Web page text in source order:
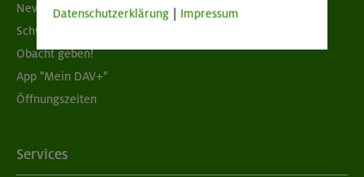
Newsletter
Schwarzes Brett
Obacht geben!
App "Mein DAV+"
Öffnungszeiten
Services
Datenschutzerklärung Impressum